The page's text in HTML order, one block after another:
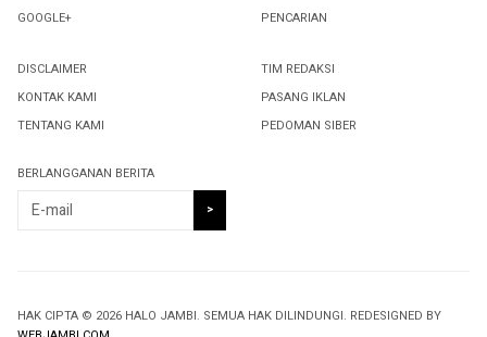
GOOGLE+
PENCARIAN
DISCLAIMER
KONTAK KAMI
TENTANG KAMI
TIM REDAKSI
PASANG IKLAN
PEDOMAN SIBER
BERLANGGANAN BERITA
HAK CIPTA © 2026 HALO JAMBI. SEMUA HAK DILINDUNGI. REDESIGNED BY